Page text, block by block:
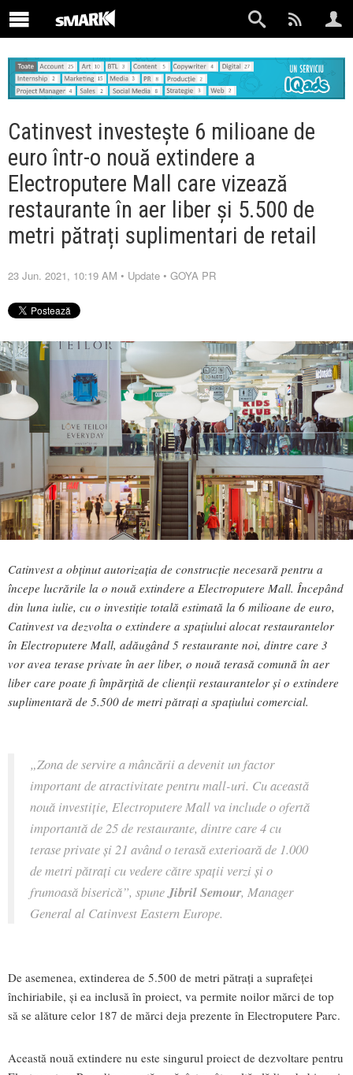
Catinvest investește 6 milioane de
euro într-o nouă extindere a
Electroputere Mall care vizează
restaurante în aer liber și 5.500 de
metri pătrați suplimentari de retail
23 Jun. 2021, 10:19 AM • Update • GOYA PR
Catinvest a obținut autorizația de construcție necesară pentru a
începe lucrările la o nouă extindere a Electroputere Mall. Începând
din luna iulie, cu o investiție totală estimată la 6 milioane de euro,
Catinvest va dezvolta o extindere a spațiului alocat restaurantelor
în Electroputere Mall, adăugând 5 restaurante noi, dintre care 3
vor avea terase private în aer liber, o nouă terasă comună în aer
liber care poate fi împărțită de clienții restaurantelor și o extindere
suplimentară de 5.500 de metri pătrați a spațiului comercial.
„Zona de servire a mâncării a devenit un factor
important de atractivitate pentru mall-uri. Cu această
nouă investiție, Electroputere Mall va include o ofertă
importantă de 25 de restaurante, dintre care 4 cu
terase private și 21 având o terasă exterioară de 1.000
de metri pătrați cu vedere către spații verzi și o
frumoasă biserică”, spuneJibril Semour, Manager
General al Catinvest Eastern Europe.
De asemenea, extinderea de 5.500 de metri pătrați a suprafeței
închiriabile, și ea inclusă în proiect, va permite noilor mărci de top
să se alăture celor 187 de mărci deja prezente în Electroputere Parc.
Această nouă extindere nu este singurul proiect de dezvoltare pentru